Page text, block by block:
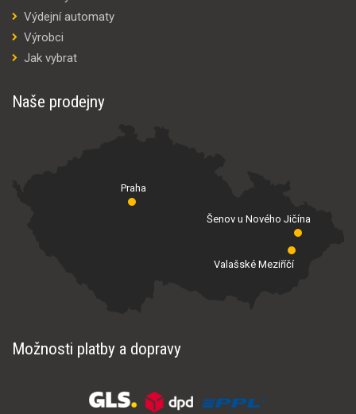
Výdejní automaty
Výrobci
Jak vybrat
Naše prodejny
Praha
Valašské Meziříčí
Šenov u Nového Jičína
Možnosti platby a dopravy